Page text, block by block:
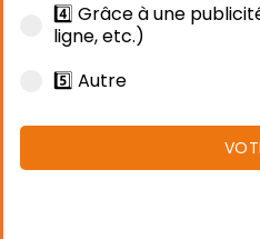
4️⃣ Grâce à une
ligne, etc.)
5️⃣ Autre